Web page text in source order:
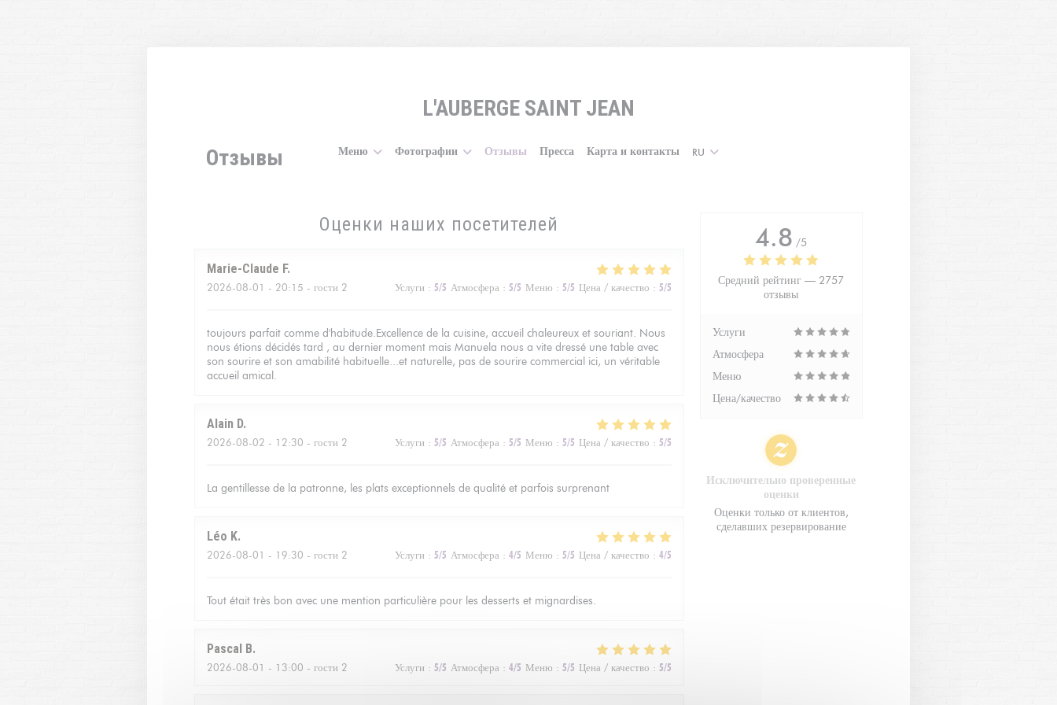
L'AUBERGE SAINT JEAN
Меню Фотографии Отзывы Пресса Карта и контакты RU
Отзывы
Оценки наших посетителей
Marie-Claude F
2026-08-01 - 20:15 - гости 2 Услуги : 5/5 Атмосфера : 5/5 Меню : 5/5 Цена / качество : 5/5
toujours parfait comme d'habitude.Excellence de la cuisine, accueil chaleureux et souriant. Nous
nous étions décidés tard , au dernier moment mais Manuela nous a vite dressé une table avec
son sourire et son amabilité habituelle...et naturelle, pas de sourire commercial ici, un véritable
accueil amical.
Alain D
2026-08-02 - 12:30 - гости 2 Услуги : 5/5 Атмосфера : 5/5 Меню : 5/5 Цена / качество : 5/5
La gentillesse de la patronne, les plats exceptionnels de qualité et parfois surprenant
Léo K
2026-08-01 - 19:30 - гости 2 Услуги : 5/5 Атмосфера : 4/5 Меню : 5/5 Цена / качество : 4/5
Tout était très bon avec une mention particulière pour les desserts et mignardises.
Pascal B
2026-08-01 - 13:00 - гости 2 Услуги : 5/5 Атмосфера : 4/5 Меню : 5/5 Цена / качество : 5/5
4.8 /5
Средний рейтинг — 2757
отзывы
Услуги
Атмосфера
Меню
Цена/качество
Исключительно проверенные
оценки
Оценки только от клиентов,
сделавших резервирование